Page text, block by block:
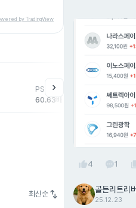
by TradingView
PSR
60.63배
매
-
chevron_right
최신순 swap_vert
thumb_up4 1
골든리트리버
25.12.23